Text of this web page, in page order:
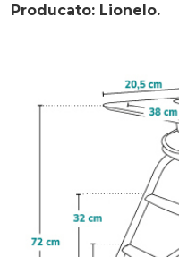
Producato: Lionelo.